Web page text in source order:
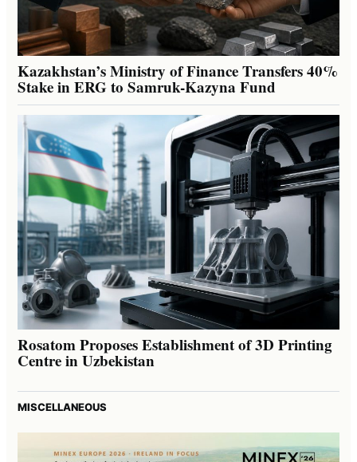
Kazakhstan’s Ministry of Finance Transfers 40%
Stake in ERG to Samruk-Kazyna Fund
Rosatom Proposes Establishment of 3D Printing
Centre in Uzbekistan
MISCELLANEOUS